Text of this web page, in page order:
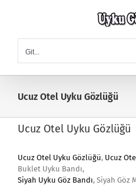
Git...
Ucuz Otel Uyku Gözlüğü
Ucuz Otel Uyku Gözlüğü
Ucuz Otel Uyku Gözlüğü, Ucuz
Buklet Uyku Bandı,
Siyah Uyku Göz Bandı, Siyah Göz